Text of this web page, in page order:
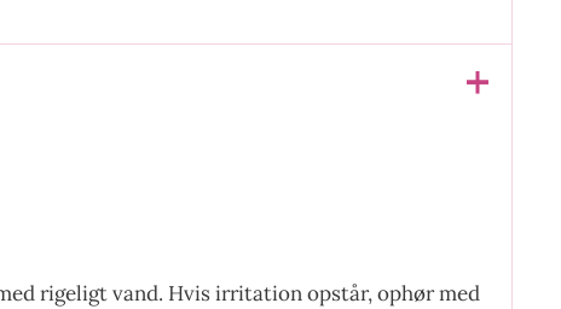
rigeligt vand. Hvis irritation opstår, ophør med